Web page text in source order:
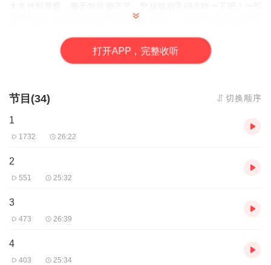
经典作品！人物刻画细腻！情节起伏吸引人。根据听众的喜好而精
持和厚爱。每天加班很辛苦，您就动动手指支持一下吧！一部经典
作品！人物刻画细腻！情节起伏吸引人。根据听众的喜好而精选，
打开APP，完整收听
节目(34) 切换顺序
1
1732 26:22
2
551 25:32
3
473 26:39
4
403 25:34